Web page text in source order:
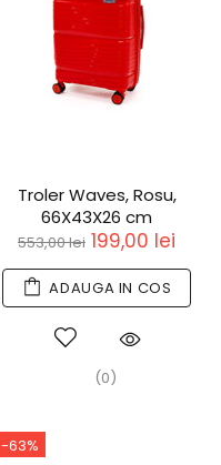
Troler Waves, Rosu,
66X43X26 cm
553,00 lei 199,00 lei
ADAUGA IN COS
(0)
-63%